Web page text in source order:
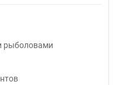
рыболовами